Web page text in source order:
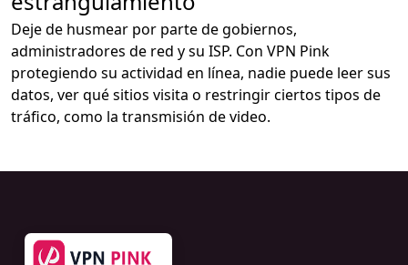
Deje de husmear por parte de gobiernos,
administradores de red y su ISP. Con VPN Pink
protegiendo su actividad en línea, nadie puede leer sus
datos, ver qué sitios visita o restringir ciertos tipos de
tráfico, como la transmisión de video.